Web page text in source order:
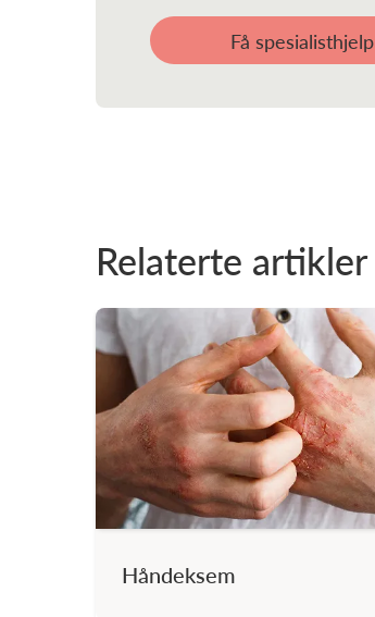
Få spesialisthjelp
Relaterte artikler
Håndeksem